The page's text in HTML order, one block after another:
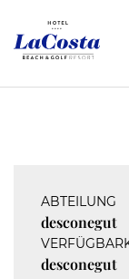
ABTEILUNG
desconegut
desconegut